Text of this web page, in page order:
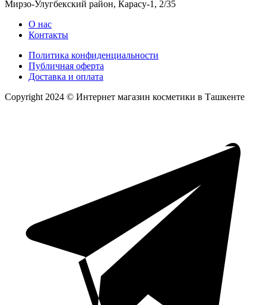
Мирзо-Улугбекский район, Карасу-1, 2/35
О нас
Контакты
Политика конфиденциальности
Публичная оферта
Доставка и оплата
Copyright 2024 © Интернет магазин косметики в Ташкенте